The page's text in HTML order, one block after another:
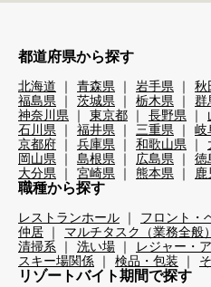
都道府県から探す
北海道 青森県 岩手県 秋
福島県
茨城県 栃木県 群
神奈川県
東京都 長野県
石川県
福井県 三重県 岐
京都府
兵庫県 和歌山県
岡山県
島根県 広島県 徳
大分県
宮崎県 熊本県
職種から探す
レストランホール フロント・
仲居
マルチタスク（業務全般）
清掃系
洗い場
レジャー・
スキー場関係
検品・包装
リゾートバイト期間で探す